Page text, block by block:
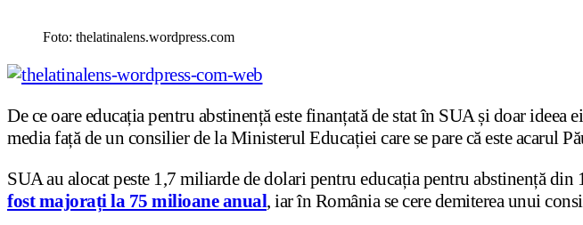
Foto: thelatinalens.wordpress.com
De ce oare educația pentru abstinență este finanțată de stat în SUA și doar
media față de un consilier de la Ministerul Educației care se pare că este acarul
SUA au alocat peste 1,7 miliarde de dolari pentru educația pentru abstinență
fost majorați la 75 milioane anual, iar în România se cere demiterea unui